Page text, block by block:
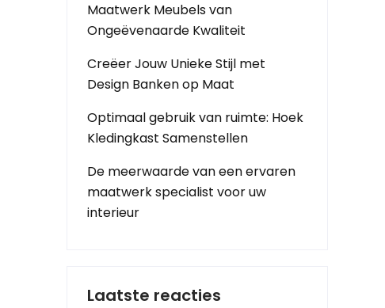
Maatwerk Meubels van
Ongeëvenaarde Kwaliteit
Creëer Jouw Unieke Stijl met
Design Banken op Maat
Optimaal gebruik van ruimte: Hoek
Kledingkast Samenstellen
De meerwaarde van een ervaren
maatwerk specialist voor uw
interieur
Laatste reacties